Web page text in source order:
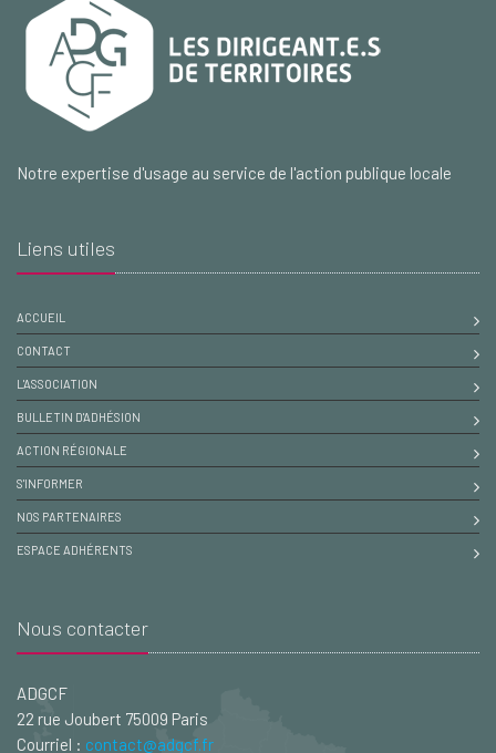
Notre expertise d'usage au service de l'action publique locale
Liens utiles
ACCUEIL
CONTACT
L'ASSOCIATION
BULLETIN D'ADHÉSION
ACTION RÉGIONALE
S'INFORMER
NOS PARTENAIRES
ESPACE ADHÉRENTS
Nous contacter
ADGCF
22 rue Joubert 75009 Paris
Courriel : contact@adgcf.fr